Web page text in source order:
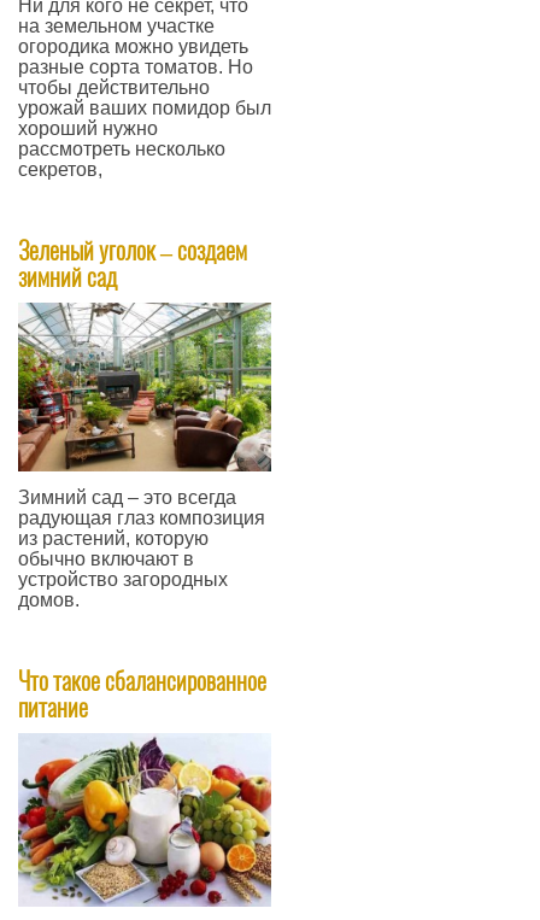
Ни для кого не секрет, что
на земельном участке
огородика можно увидеть
разные сорта томатов. Но
чтобы действительно
урожай ваших помидор был
хороший нужно
рассмотреть несколько
секретов,
Зеленый уголок – создаем
зимний сад
Зимний сад – это всегда
радующая глаз композиция
из растений, которую
обычно включают в
устройство загородных
домов.
Что такое сбалансированное
питание